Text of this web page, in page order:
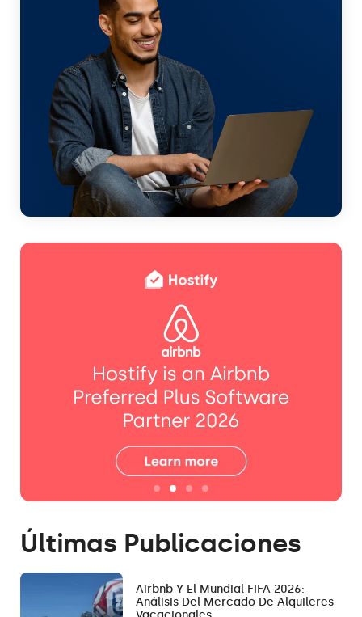
Últimas Publicaciones
Airbnb Y El Mundial FIFA 2026:
Análisis Del Mercado De Alquileres